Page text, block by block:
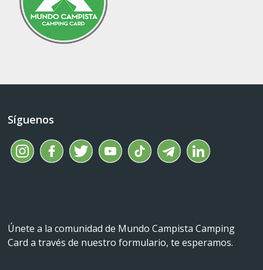
Síguenos
Únete a la comunidad de Mundo Campista Camping
Card a través de nuestro formulario, te esperamos.